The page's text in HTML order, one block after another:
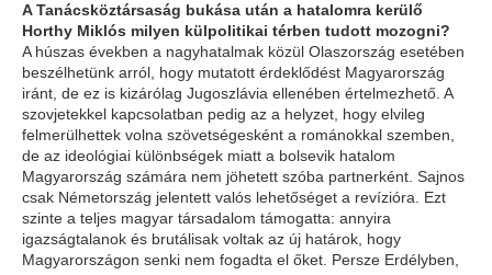
A Tanácsköztársaság bukása után a hatalomra kerülő
Horthy Miklós milyen külpolitikai térben tudott mozogni?
A húszas években a nagyhatalmak közül Olaszország esetében
beszélhetünk arról, hogy mutatott érdeklődést Magyarország
iránt, de ez is kizárólag Jugoszlávia ellenében értelmezhető. A
szovjetekkel kapcsolatban pedig az a helyzet, hogy elvileg
felmerülhettek volna szövetségesként a románokkal szemben,
de az ideológiai különbségek miatt a bolsevik hatalom
Magyarország számára nem jöhetett szóba partnerként. Sajnos
csak Németország jelentett valós lehetőséget a revízióra. Ezt
szinte a teljes magyar társadalom támogatta: annyira
igazságtalanok és brutálisak voltak az új határok, hogy
Magyarországon senki nem fogadta el őket. Persze Erdélyben,